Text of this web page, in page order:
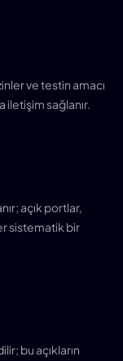
ve testin amacı
iletişim sağlanır.
açık portlar,
sistematik bir
bu açıkların